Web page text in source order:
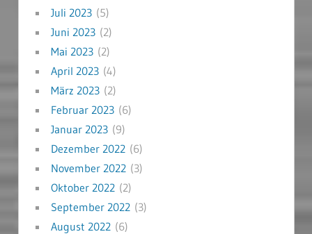
Juli 2023(5)
Juni 2023(2)
Mai 2023(2)
April 2023(4)
März 2023(2)
Februar 2023(6)
Januar 2023(9)
Dezember 2022(6)
November 2022(3)
Oktober 2022(2)
September 2022(3)
August 2022(6)